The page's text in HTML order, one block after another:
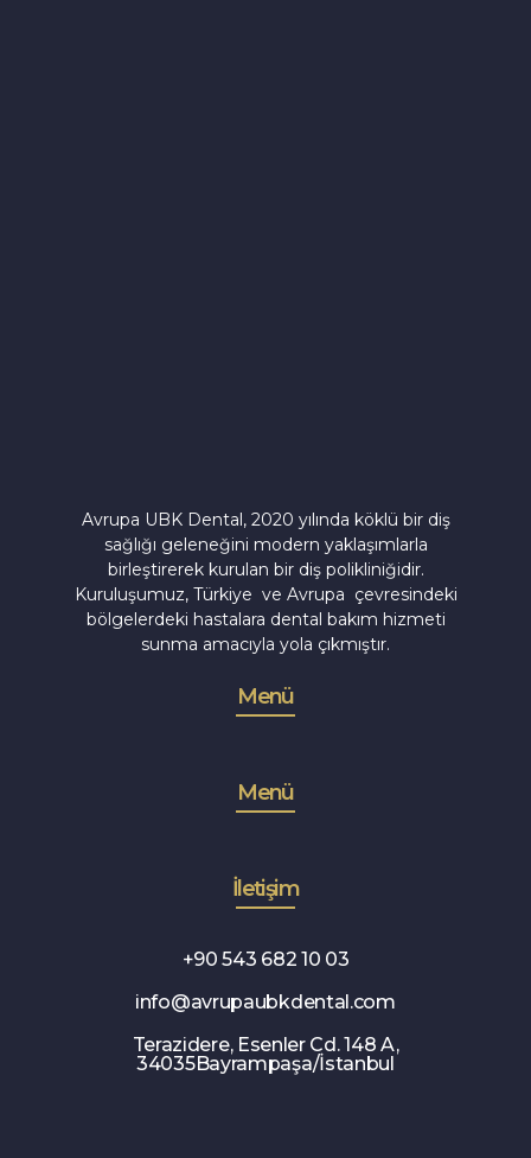
Avrupa UBK Dental, 2020 yılında köklü bir diş
sağlığı geleneğini modern yaklaşımlarla
birleştirerek kurulan bir diş polikliniğidir.
Kuruluşumuz, Türkiye ve Avrupa çevresindeki
bölgelerdeki hastalara dental bakım hizmeti
sunma amacıyla yola çıkmıştır.
Menü
Menü
İletişim
+90 543 682 10 03
info@avrupaubkdental.com
Terazidere, Esenler Cd. 148 A,
34035Bayrampaşa/İstanbul